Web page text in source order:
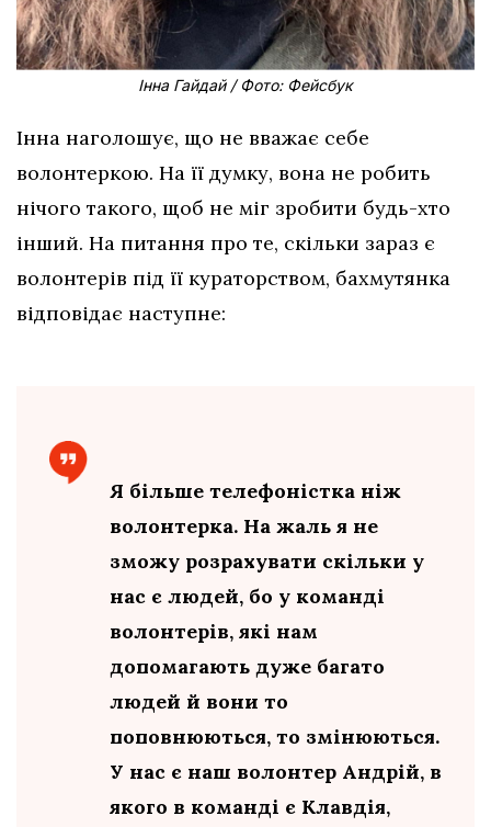
Інна Гайдай / Фото: Фейсбук
Інна наголошує, що не вважає себе
волонтеркою. На її думку, вона не робить
нічого такого, щоб не міг зробити будь-хто
інший. На питання про те, скільки зараз є
волонтерів під її кураторством, бахмутянка
відповідає наступне:
Я більше телефоністка ніж
волонтерка. На жаль я не
зможу розрахувати скільки у
нас є людей, бо у команді
волонтерів, які нам
допомагають дуже багато
людей й вони то
поповнюються, то змінюються.
У нас є наш волонтер Андрій, в
якого в команді є Клавдія,